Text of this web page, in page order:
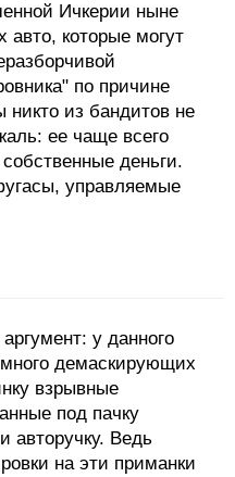
Ичкерии ныне
авто, которые могут
по причине
никто из бандитов не
ее чаще всего
деньги.
управляемые
у данного
демаскирующих
взрывные
под пачку
авторучку. Ведь
на эти приманки